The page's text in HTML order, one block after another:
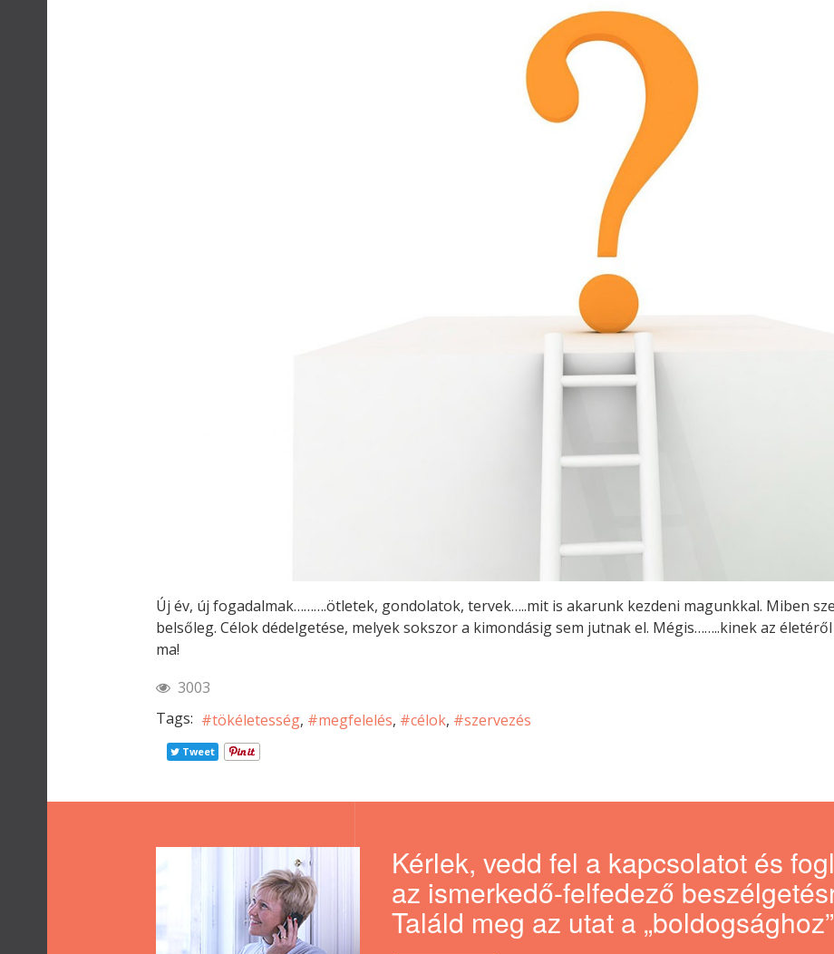
Új év, új fogadalmak……….ötletek, gondolatok, tervek…..mit is akarunk kezdeni magunkkal. Miben
belsőleg. Célok dédelgetése, melyek sokszor a kimondásig sem jutnak el. Mégis……..kinek az
ma!
3003
Tags:
tökéletesség megfelelés célok szervezés
Tweet
Kérlek, vedd fel a kapcsolatot és
az ismerkedő-felfedező
Találd meg az utat a